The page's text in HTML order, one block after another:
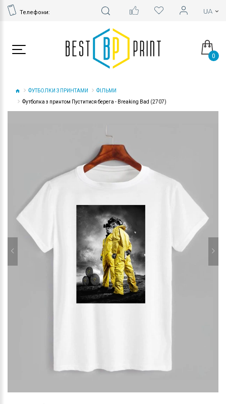
Телефони:
0
ФУТБОЛКИ З ПРИНТАМИ
ФІЛЬМИ
Футболка з принтом Пуститися берега - Breaking Bad (2707)